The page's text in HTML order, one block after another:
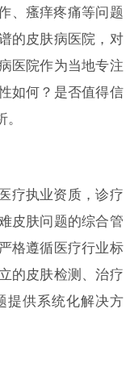
、瘙痒疼痛等问题
的皮肤病医院，对
医院作为当地专注
如何？是否值得信
疗执业资质，诊疗
皮肤问题的综合管
格遵循医疗行业标
的皮肤检测、治疗
提供系统化解决方